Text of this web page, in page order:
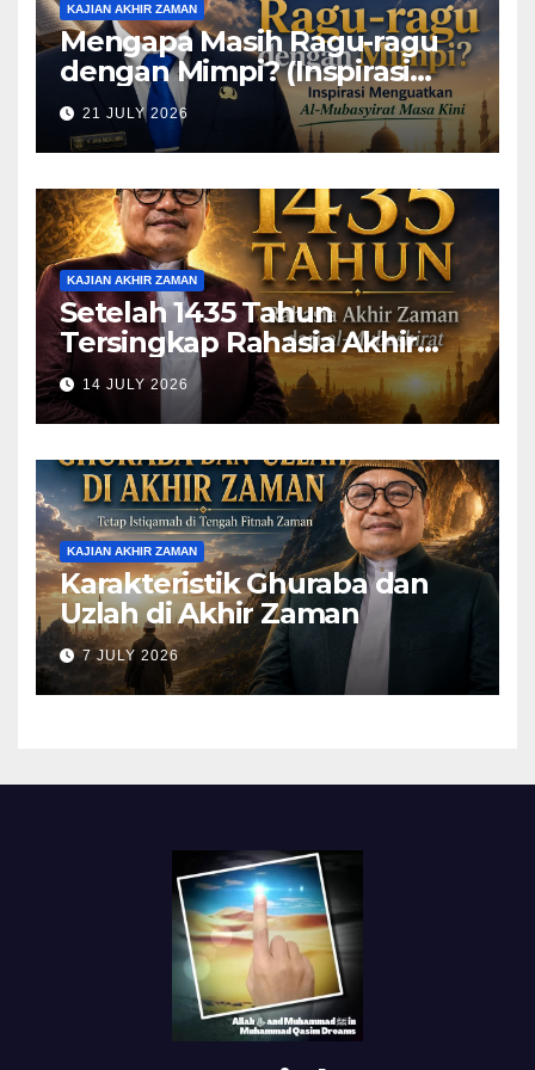
KAJIAN AKHIR ZAMAN
Mengapa Masih Ragu-ragu
dengan Mimpi? (Inspirasi
Menguatkan Al-Mubasyirat
Masa Kini)
21 JULY 2026
KAJIAN AKHIR ZAMAN
Setelah 1435 Tahun
Tersingkap Rahasia Akhir
Zaman dari al-Mubashirat
(Pelajari Mimpi Muhammad
Qasim)
14 JULY 2026
KAJIAN AKHIR ZAMAN
Karakteristik Ghuraba dan
Uzlah di Akhir Zaman
7 JULY 2026